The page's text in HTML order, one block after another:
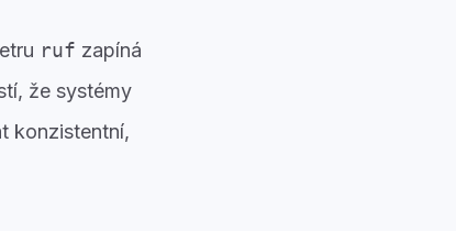
ruf zapíná
že systémy
konzistentní,